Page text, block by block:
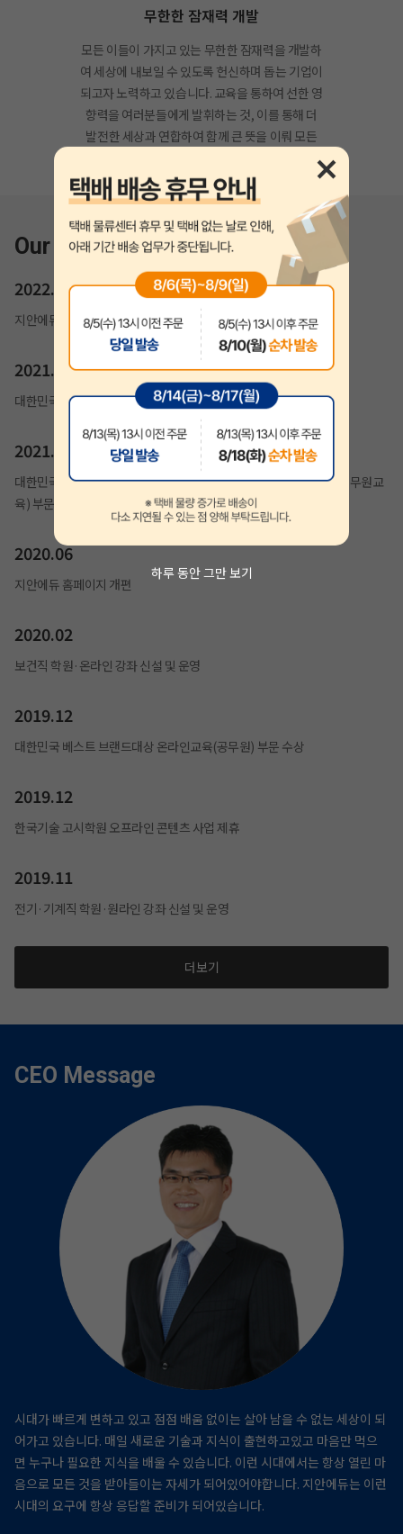
하루 동안 그만 보기
무한한 잠재력 개발
모든 이들이 가지고 있는 무한한 잠재력을 개발하
여 세상에 내보일 수 있도록 헌신하며 돕는 기업이
되고자 노력하고 있습니다. 교육을 통하여 선한 영
향력을 여러분들에게 발휘하는 것, 이를 통해 더
발전한 세상과 연합하여 함께 큰 뜻을 이뤄 모든
Our History
2022.02
지안에듀 자격증 홈페이지 개편
2021.07
대한민국 소비자만족도 1위 교육(기술직공무원) 부문 수상
2021.01
대한민국 브랜드평가 1위 교육브랜드(계리직공무원), 교육브랜드(공무원교
육) 부문 수상
2020.06
지안에듀 홈페이지 개편
2020.02
보건직 학원·온라인 강좌 신설 및 운영
2019.12
대한민국 베스트 브랜드대상 온라인교육(공무원) 부문 수상
2019.12
한국기술 고시학원 오프라인 콘텐츠 사업 제휴
2019.11
전기·기계직 학원·원라인 강좌 신설 및 운영
더보기
CEO Message
시대가 빠르게 변하고 있고 점점 배움 없이는 살아 남을 수 없는 세상이 되
어가고 있습니다. 매일 새로운 기술과 지식이 출현하고있고 마음만 먹으
면 누구나 필요한 지식을 배울 수 있습니다. 이런 시대에서는 항상 열린 마
음으로 모든 것을 받아들이는 자세가 되어있어야합니다. 지안에듀는 이런
시대의 요구에 항상 응답할 준비가 되어있습니다.